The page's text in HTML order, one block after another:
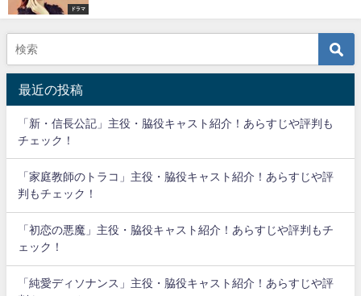
ドラマ
最近の投稿
「新・信長公記」主役・脇役キャスト紹介！あらすじや評判も
チェック！
「家庭教師のトラコ」主役・脇役キャスト紹介！あらすじや評
判もチェック！
「初恋の悪魔」主役・脇役キャスト紹介！あらすじや評判もチ
ェック！
「純愛ディソナンス」主役・脇役キャスト紹介！あらすじや評